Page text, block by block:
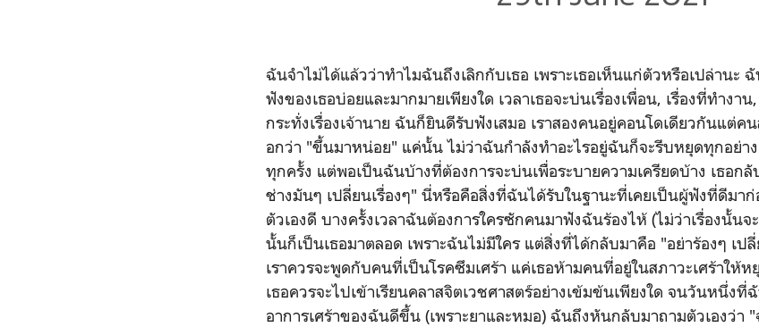
ฉันจำไม่ได้แล้วว่าทำไมฉันถึงเลิกกับเธอ เพราะเธอเห็นแก่ตัวหรือเปล่านะ
ฟังของเธอบ่อยและมากมายเพียงใด เวลาเธอจะบ่นเรื่องเพื่อน, เรื่องที่ทำงา
กระทั่งเรื่องเจ้านาย ฉันก็ยินดีรับฟังเสมอ เราสองคนอยู่คอนโดเดียวกันแต่ค
อกว่า "ขึ้นมาหน่อย" แค่นั้น ไม่ว่าฉันกำลังทำอะไรอยู่ฉันก็จะรีบหยุดทุกอย่า
ทุกครั้ง แต่พอเป็นฉันบ้างที่ต้องการจะบ่นเพื่อระบายความเครียดบ้าง เธอก
ช่างมันๆ เปลี่ยนเรื่องๆ" นี่หรือคือสิ่งที่ฉันได้รับในฐานะที่เคยเป็นผู้ฟังที่ดีมา
ตัวเองดี บางครั้งเวลาฉันต้องการใครซักคนมาฟังฉันร้องไห้ (ไม่ว่าเรื่องนั้นจ
นั้นก็เป็นเธอมาตลอด เพราะฉันไม่มีใคร แต่สิ่งที่ได้กลับมาคือ "อย่าร้องๆ เป
เราควรจะพูดกับคนที่เป็นโรคซึมเศร้า แค่เธอห้ามคนที่อยู่ในสภาวะเศร้าให้
เธอควรจะไปเข้าเรียนคลาสจิตเวชศาสตร์อย่างเข้มข้นเพียงใด จนวันหนึ่งที่
อาการเศร้าของฉันดีขึ้น (เพราะยาและหมอ) ฉันถึงหันกลับมาถามตัวเองว่า